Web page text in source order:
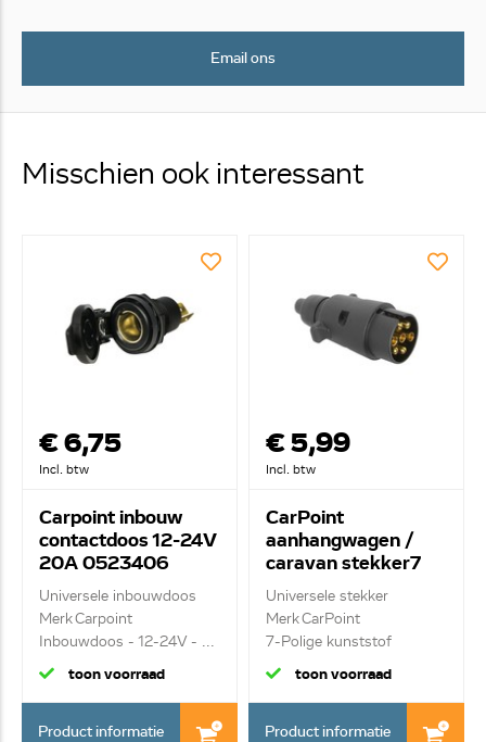
Email ons
Misschien ook interessant
€ 6,75
Incl. btw
Carpoint inbouw
contactdoos 12-24V
20A 0523406
Universele inbouwdoos
Merk Carpoint
Inbouwdoos - 12-24V - ...
toon voorraad
Product informatie
€ 5,99
Incl. btw
CarPoint
aanhangwagen /
caravan stekker7
polige 0410001
Universele stekker
Merk CarPoint
7-Polige kunststof
stekke...
toon voorraad
Product informatie